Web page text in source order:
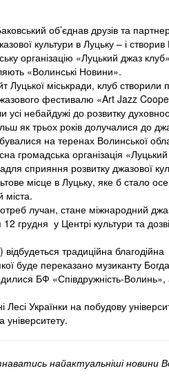
об’єднав друзів та
культури в Луцьку – і
організацію «Луцький джаз
«Волинські Новини».
Луцької міськради, клуб створили
фестивалю «Art Jazz
усі небайдужі до розвитку
як трьох років долучалися до
на теренах Волинської
громадська організація
сприяння розвитку джазової
місце в Луцьку, яке б стало
міста.
лучан, стане міжнародний
грудня у Центрі культури та
традиційна благодійна
буде переказано музиканту
БФ «Співдружність-Волинь»,
Українки на побудову
університету.
найактуальніші новини